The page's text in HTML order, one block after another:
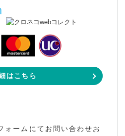
はこちら
ォームにてお問い合わせお